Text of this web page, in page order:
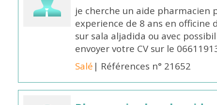
je cherche un aide pharmacien
experience de 8 ans en
sur sala aljadida ou avec
envoyer votre CV sur le
Salé | Références n° 21652